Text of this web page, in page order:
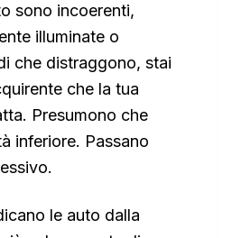
sono incoerenti,
illuminate o
che distraggono, stai
che la tua
Presumono che
inferiore. Passano
le auto dalla